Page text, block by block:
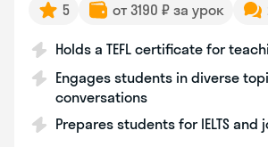
5 от 3190 ₽ за урок
Holds a TEFL certificate for
Engages students in diverse
conversations
Prepares students for IELTS and